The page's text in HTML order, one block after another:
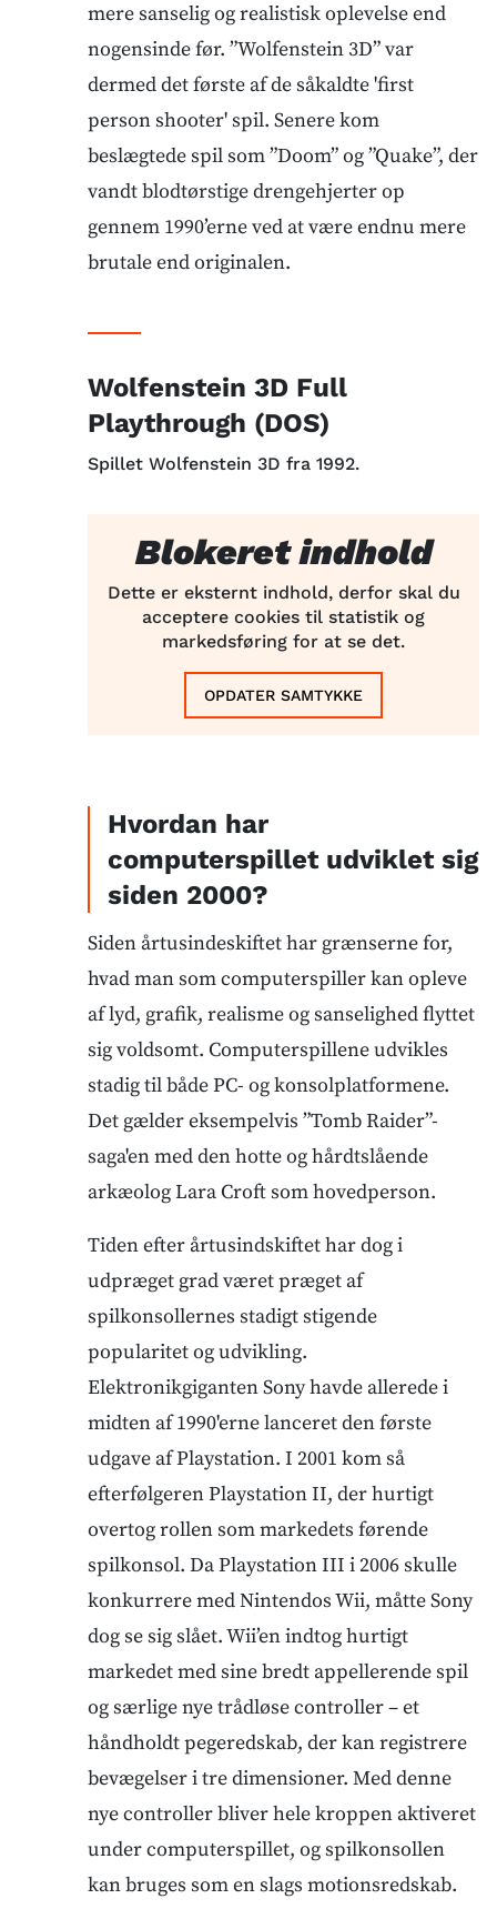
mere sanselig og realistisk oplevelse end
nogensinde før. ”Wolfenstein 3D” var
dermed det første af de såkaldte 'first
person shooter' spil. Senere kom
beslægtede spil som ”Doom” og ”Quake”, der
vandt blodtørstige drengehjerter op
gennem 1990’erne ved at være endnu mere
brutale end originalen.
Wolfenstein 3D Full
Playthrough (DOS)
Spillet Wolfenstein 3D fra 1992.
Blokeret indhold
Dette er eksternt indhold, derfor skal du
acceptere cookies til statistik og
markedsføring for at se det.
OPDATER SAMTYKKE
Hvordan har
computerspillet udviklet sig
siden 2000?
Siden årtusindeskiftet har grænserne for,
hvad man som computerspiller kan opleve
af lyd, grafik, realisme og sanselighed flyttet
sig voldsomt. Computerspillene udvikles
stadig til både PC- og konsolplatformene.
Det gælder eksempelvis ”Tomb Raider”-
saga'en med den hotte og hårdtslående
arkæolog Lara Croft som hovedperson.
Tiden efter årtusindskiftet har dog i
udpræget grad været præget af
spilkonsollernes stadigt stigende
popularitet og udvikling.
Elektronikgiganten Sony havde allerede i
midten af 1990'erne lanceret den første
udgave af Playstation. I 2001 kom så
efterfølgeren Playstation II, der hurtigt
overtog rollen som markedets førende
spilkonsol. Da Playstation III i 2006 skulle
konkurrere med Nintendos Wii, måtte Sony
dog se sig slået. Wii’en indtog hurtigt
markedet med sine bredt appellerende spil
og særlige nye trådløse controller – et
håndholdt pegeredskab, der kan registrere
bevægelser i tre dimensioner. Med denne
nye controller bliver hele kroppen aktiveret
under computerspillet, og spilkonsollen
kan bruges som en slags motionsredskab.